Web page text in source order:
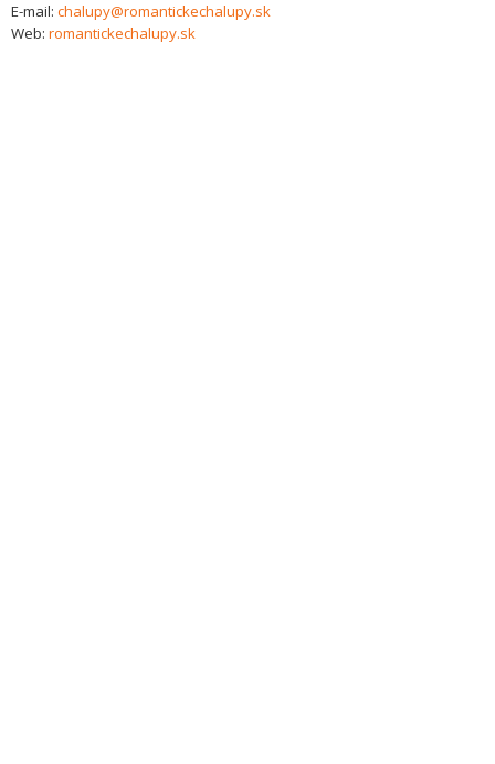
E-mail: chalupy@romantickechalupy.sk
Web: romantickechalupy.sk